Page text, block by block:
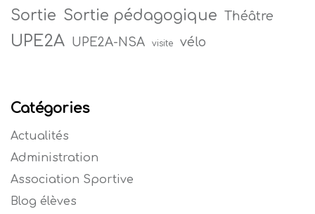
Sortie Sortie pédagogique Théâtre
UPE2A UPE2A-NSA visite vélo
Catégories
Actualités
Administration
Association Sportive
Blog élèves